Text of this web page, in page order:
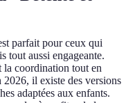
parfait pour ceux qui
tout aussi engageante.
la coordination tout en
il existe des versions
adaptées aux enfants.